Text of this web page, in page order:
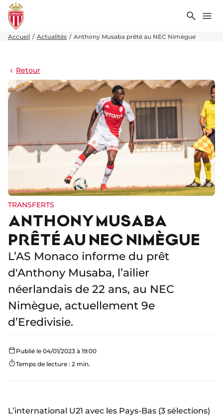
Accueil Actualités Anthony Musaba prêté au NEC Nimègue
Retour
TRANSFERTS
ANTHONY MUSABA
PRÊTÉ AU NEC NIMÈGUE
L’AS Monaco informe du prêt
d'Anthony Musaba, l’ailier
néerlandais de 22 ans, au NEC
Nimègue, actuellement 9e
d’Eredivisie.
Publié le 04/01/2023 à 19:00
Temps de lecture : 2 min.
L’international U21 avec les Pays-Bas (3 sélections)